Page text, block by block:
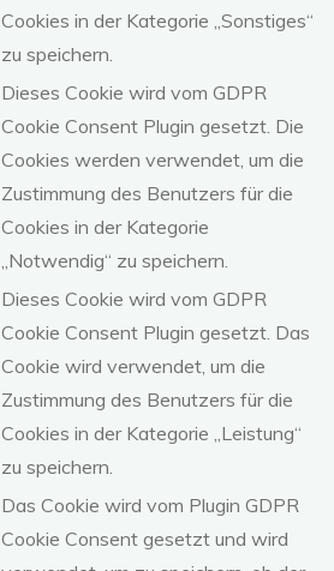
Cookies in der Kategorie „Sonstiges“
zu speichern.
Dieses Cookie wird vom GDPR
Cookie Consent Plugin gesetzt. Die
Cookies werden verwendet, um die
Zustimmung des Benutzers für die
Cookies in der Kategorie
„Notwendig“ zu speichern.
Dieses Cookie wird vom GDPR
Cookie Consent Plugin gesetzt. Das
Cookie wird verwendet, um die
Zustimmung des Benutzers für die
Cookies in der Kategorie „Leistung“
zu speichern.
Das Cookie wird vom Plugin GDPR
Cookie Consent gesetzt und wird